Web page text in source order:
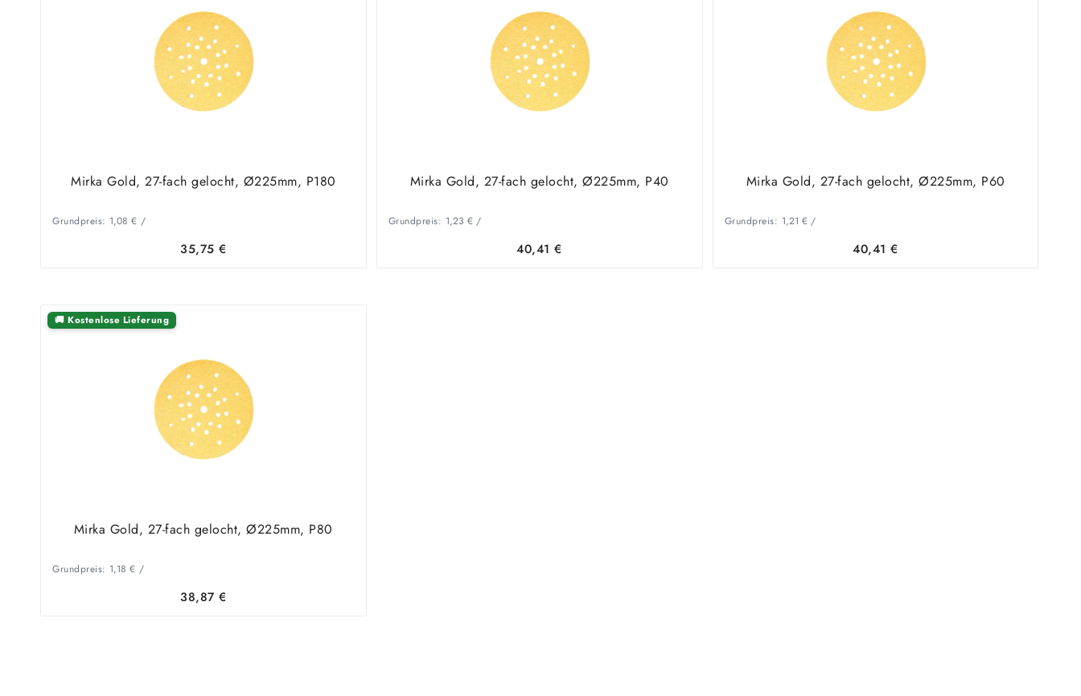
Mirka Gold, 27-fach gelocht, Ø225mm, P180
Grundpreis: 1,08 € /
35,75€
Mirka Gold, 27-fach gelocht, Ø225mm, P40
Grundpreis: 1,23 €/
40,41€
Mirka Gold, 27-fach gelocht, Ø225mm, P60
Grundpreis: 1,21 €/
40,41€
🚚 Kostenlose Lieferung
Mirka Gold, 27-fach gelocht, Ø225mm, P80
Grundpreis: 1,18 € /
38,87€